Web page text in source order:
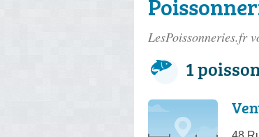
LesPoissonneries.fr
1